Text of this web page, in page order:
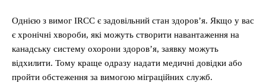
Однією з вимог IRCC є задовільний стан здоров’я. Якщо у вас
є хронічні хвороби, які можуть створити навантаження на
канадську систему охорони здоров’я, заявку можуть
відхилити. Тому краще одразу надати медичні довідки або
пройти обстеження за вимогою міграційних служб.